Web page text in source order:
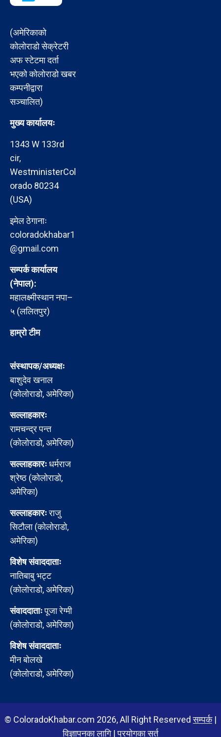
(अमेरिकाको
कोलोराडो सेक्रेटरी
अफ स्टेटमा दर्ता
भएको कोलोराडो खबर
कम्पनीद्वारा
सञ्चालित)
मुख्य कार्यालयः
1343 W 133rd
cir,
WestministerCol
orado 80234
(USA)
इमेल ठेगानाः
coloradokhabar1
@gmail.com
सम्पर्क कार्यालय
(नेपाल):
महालक्ष्मीस्थान नपा–
५ (ललितपुर)
हाम्रो टीम
संस्थापक/अध्यक्षः
बाशुदेव खनाल
(कोलोराडो, अमेरिका)
सल्लाहकारः
रामचन्द्र पन्त
(कोलोराडो, अमेरिका)
सल्लाहकारःधर्मराज
श्रेष्ठ (कोलोराडो,
अमेरिका)
सल्लाहकारःराजु
सिटौला (कोलोराडो,
अमेरिका)
विशेष संवाददाताः
नातिबाबु भट्ट
(कोलोराडो, अमेरिका)
संवाददाताःपूजा रेग्मी
(कोलोराडो, अमेरिका)
विशेष संवाददाताः
मीन बोलखे
(कोलोराडो, अमेरिका)
© ColoradoKhabar.com 2026, All Right Reservedसम्पर्क|
विज्ञापनका लागि|प्रयोगका सर्त